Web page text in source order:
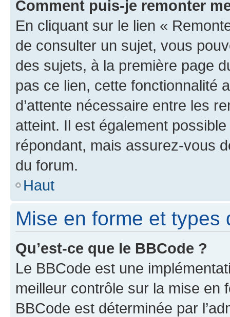
Comment puis-je remonter
En cliquant sur le lien «
de consulter un sujet, vous
des sujets, à la première page
pas ce lien, cette fonctionnalité
d’attente nécessaire entre les
atteint. Il est également
répondant, mais assurez-vous
du forum.
Haut
Mise en forme et types
Qu’est-ce que le BBCode ?
Le BBCode est une
meilleur contrôle sur la mise en
BBCode est déterminée par